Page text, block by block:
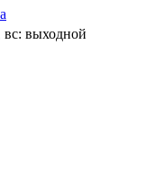
вс: выходной